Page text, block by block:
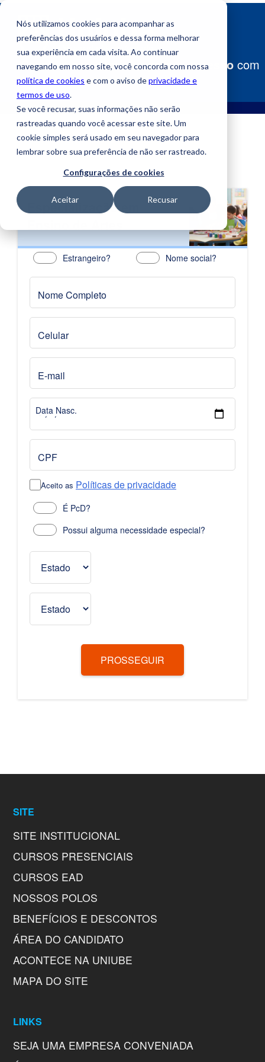
Nós utilizamos cookies para acompanhar as
preferências dos usuários e dessa forma melhorar
sua experiência em cada visita. Ao continuar
navegando em nosso site, você concorda com nossa
política de cookies e com o aviso deprivacidade e
termos de uso.
Se você recusar, suas informações não serão
rastreadas quando você acessar este site. Um
cookie simples será usado em seu navegador para
lembrar sobre sua preferência de não ser rastreado.
Configurações de cookies
Aceitar Recusar
Construaseu caminho para o sucesso com
a Uniube!
Especialização em
Estrangeiro? Nome social?
Nome Completo
Celular
E-mail
Data Nasc.
CPF
Aceito as Políticas de privacidade
É PcD?
Possui alguma necessidade especial?
PROSSEGUIR
SITE
SITE INSTITUCIONAL
CURSOS PRESENCIAIS
CURSOS EAD
NOSSOS POLOS
BENEFÍCIOS E DESCONTOS
ÁREA DO CANDIDATO
ACONTECE NA UNIUBE
MAPA DO SITE
LINKS
SEJA UMA EMPRESA CONVENIADA